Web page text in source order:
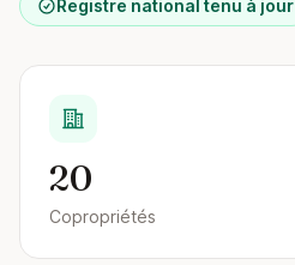
Registre national tenu à jour
20
Copropriétés